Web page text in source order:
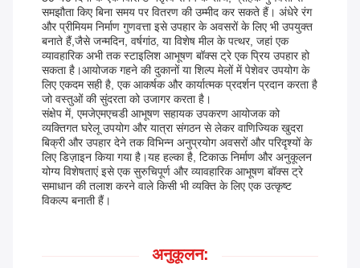
समझौता किए बिना समय पर वितरण की उम्मीद कर सकते हैं। अंधेरे रंग
और प्रीमियम निर्माण गुणवत्ता इसे उपहार के अवसरों के लिए भी उपयुक्त
बनाते हैं,जैसे जन्मदिन, वर्षगांठ, या विशेष मील के पत्थर, जहां एक
व्यावहारिक अभी तक स्टाइलिश आभूषण बॉक्स ट्रे एक प्रिय उपहार हो
सकता है।आयोजक गहने की दुकानों या शिल्प मेलों में पेशेवर उपयोग के
लिए एकदम सही है, एक आकर्षक और कार्यात्मक प्रदर्शन प्रदान करता है
जो वस्तुओं की सुंदरता को उजागर करता है।
संक्षेप में, एमजेएमएचडी आभूषण सहायक उपकरण आयोजक को
व्यक्तिगत घरेलू उपयोग और यात्रा संगठन से लेकर वाणिज्यिक खुदरा
बिक्री और उपहार देने तक विभिन्न अनुप्रयोग अवसरों और परिदृश्यों के
लिए डिज़ाइन किया गया है।यह हल्का है, टिकाऊ निर्माण और अनुकूलन
योग्य विशेषताएं इसे एक सुरुचिपूर्ण और व्यावहारिक आभूषण बॉक्स ट्रे
समाधान की तलाश करने वाले किसी भी व्यक्ति के लिए एक उत्कृष्ट
विकल्प बनाती हैं।
अनुकूलन: